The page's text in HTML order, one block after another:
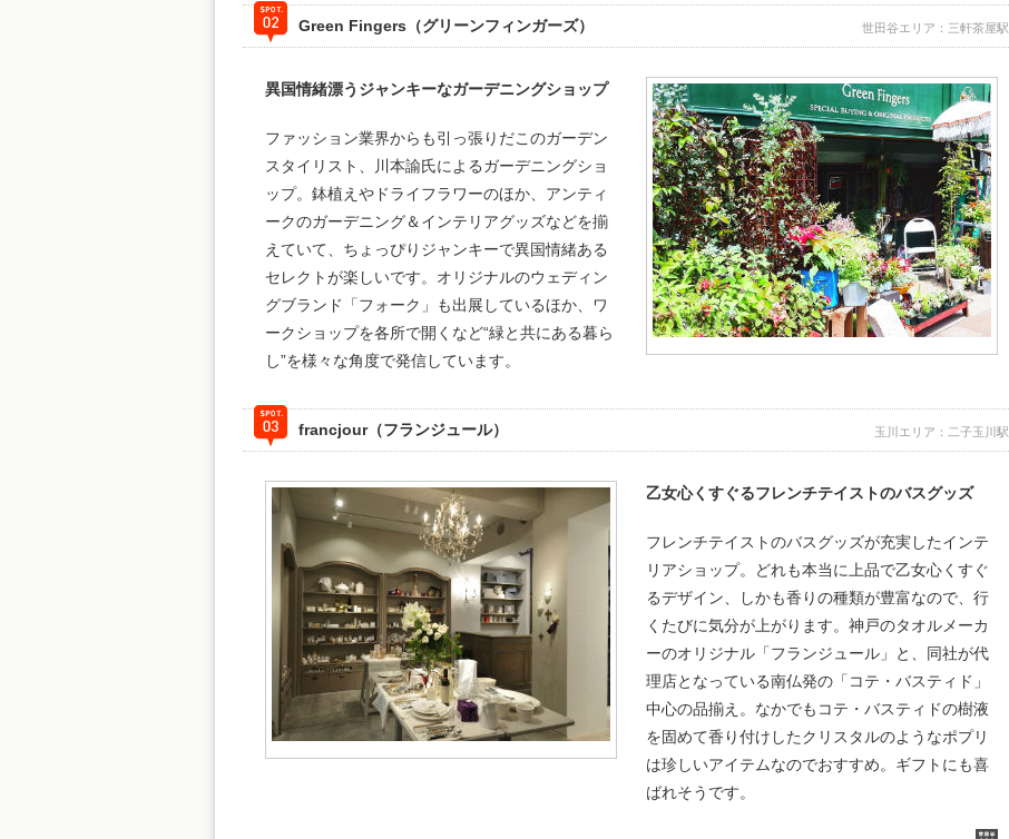
Green Fingers（グリーンフィンガーズ） 世田谷エリア：三軒茶屋駅
異国情緒漂うジャンキーなガーデニングショップ
ファッション業界からも引っ張りだこのガーデン
スタイリスト、川本諭氏によるガーデニングショ
ップ。鉢植えやドライフラワーのほか、アンティ
ークのガーデニング＆インテリアグッズなどを揃
えていて、ちょっぴりジャンキーで異国情緒ある
セレクトが楽しいです。オリジナルのウェディン
グブランド「フォーク」も出展しているほか、ワ
ークショップを各所で開くなど“緑と共にある暮ら
し”を様々な角度で発信しています。
francjour（フランジュール） 玉川エリア：二子玉川駅
乙女心くすぐるフレンチテイストのバスグッズ
フレンチテイストのバスグッズが充実したインテ
リアショップ。どれも本当に上品で乙女心くすぐ
るデザイン、しかも香りの種類が豊富なので、行
くたびに気分が上がります。神戸のタオルメーカ
ーのオリジナル「フランジュール」と、同社が代
理店となっている南仏発の「コテ・バスティド」
中心の品揃え。なかでもコテ・バスティドの樹液
を固めて香り付けしたクリスタルのようなポプリ
は珍しいアイテムなのでおすすめ。ギフトにも喜
ばれそうです。